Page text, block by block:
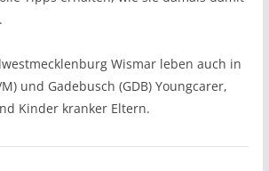
Wismar leben auch in
und Gadebusch (GDB) Youngcarer,
Kinder kranker Eltern.